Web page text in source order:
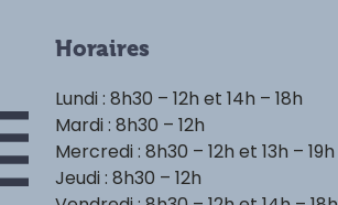
Horaires
Lundi : 8h30 – 12h et 14h – 18h
Mardi : 8h30 – 12h
Mercredi : 8h30 – 12h et 13h – 19h
Jeudi : 8h30 – 12h